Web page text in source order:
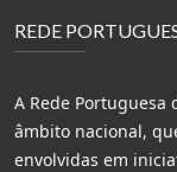
REDE
A Rede Portuguesa
âmbito nacional,
envolvidas em